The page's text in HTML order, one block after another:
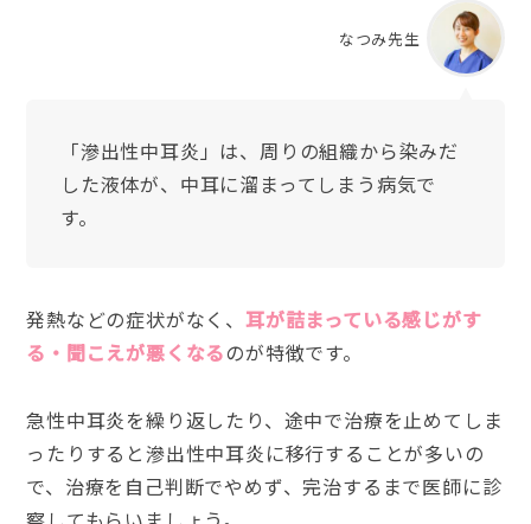
なつみ先生
「滲出性中耳炎」は、周りの組織から染みだ
した液体が、中耳に溜まってしまう病気で
す。
発熱などの症状がなく、 耳が詰まっている感じがす
る・聞こえが悪くなるのが特徴です。
急性中耳炎を繰り返したり、途中で治療を止めてしま
ったりすると滲出性中耳炎に移行することが多いの
で、治療を自己判断でやめず、完治するまで医師に診